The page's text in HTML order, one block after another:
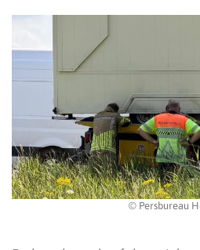
© Persbureau